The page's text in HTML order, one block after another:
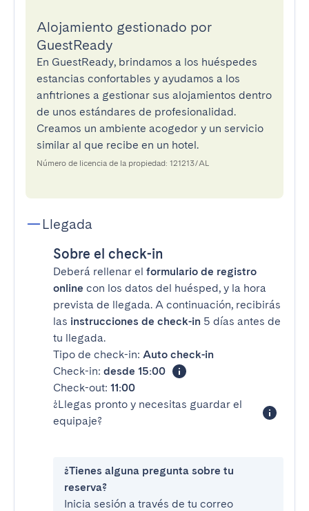
Alojamiento gestionado por
GuestReady
En GuestReady, brindamos a los huéspedes
estancias confortables y ayudamos a los
anfitriones a gestionar sus alojamientos dentro
de unos estándares de profesionalidad.
Creamos un ambiente acogedor y un servicio
similar al que recibe en un hotel.
Número de licencia de la propiedad: 121213/AL
Llegada
Sobre el check-in
Deberá rellenar el formulario de registro
online con los datos del huésped, y la hora
prevista de llegada. A continuación, recibirás
las instrucciones de check-in 5 días antes de
tu llegada.
Tipo de check-in: Auto check-in
Check-in: desde 15:00
Check-out: 11:00
¿Llegas pronto y necesitas guardar el
equipaje?
¿Tienes alguna pregunta sobre tu
reserva?
Inicia sesión a través de tu correo